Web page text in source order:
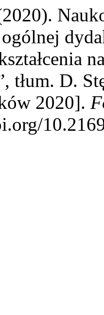
tłum. D.
2020].